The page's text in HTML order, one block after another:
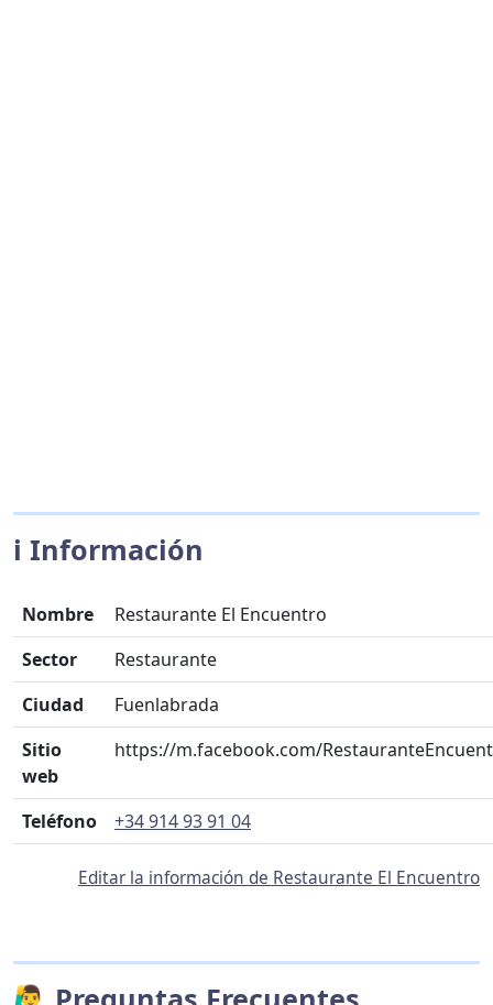
ℹ️ Información
Nombre
Restaurante El Encuentro
Sector
Restaurante
Ciudad
Fuenlabrada
Sitio
web
https://m.facebook.com/
Teléfono +34 914 93 91 04
Editar la información de Restaurante El Encuentro